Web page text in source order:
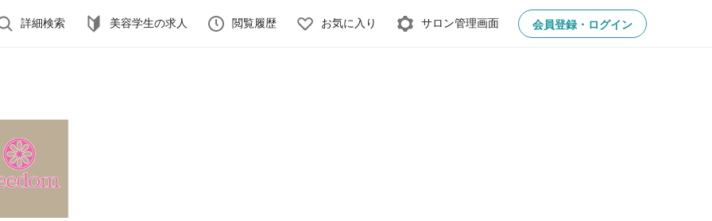
詳細検索 美容学生の求人 閲覧履歴 お気に入り サロン管理画面 会員登録・ログイン